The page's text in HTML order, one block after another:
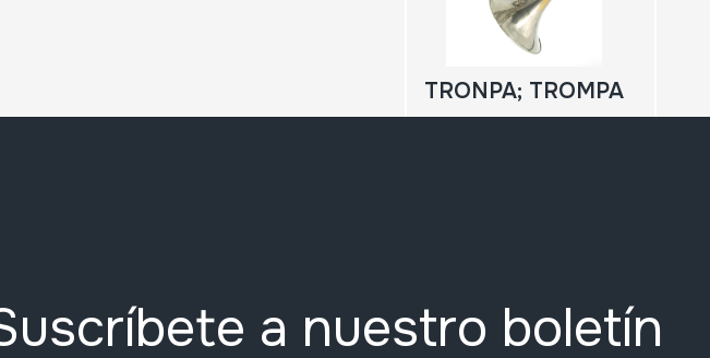
TRONPA; TROMPA
a nuestro boletín